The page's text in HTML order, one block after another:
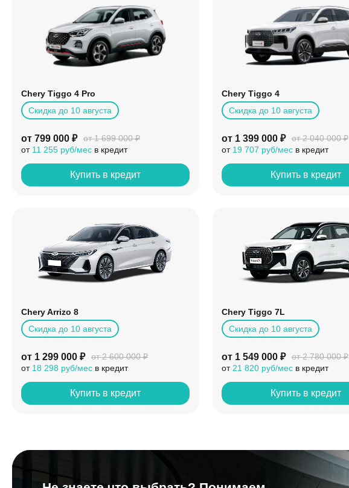
Chery Tiggo 4 Pro
Скидка до 10 августа
от 799 000 ₽
от 1 699 000 ₽
от 11 255 руб/мес в кредит
Купить в кредит
Chery Tiggo 4
Скидка до 10 августа
от 1 399 000 ₽
от 2 040 000 ₽
от 19 707 руб/месв кредит
Купить в кредит
Chery Arrizo 8
Скидка до 10 августа
от 1 299 000 ₽
от 2 600 000 ₽
от 18 298 руб/мес в кредит
Купить в кредит
Chery Tiggo 7L
Скидка до 10 августа
от 1 549 000 ₽
от 2 780 000 ₽
от 21 820 руб/месв кредит
Купить в кредит